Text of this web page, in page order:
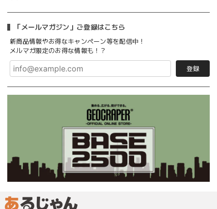
「メールマガジン」ご登録はこちら
新商品情報やお得なキャンペーン等を配信中！
メルマガ限定のお得な情報も！？
登録